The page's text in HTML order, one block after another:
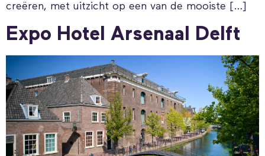
creëren, met uitzicht op een van de mooiste […]
Expo Hotel Arsenaal Delft